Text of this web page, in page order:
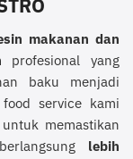
makanan dan
profesional yang
baku menjadi
service kami
memastikan
lebih